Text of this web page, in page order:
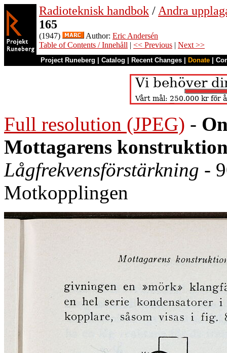
Radioteknisk handbok / Andra
165
(1947) Author: Eric Andersén
Table of Contents / Innehåll | << Previous | Next >>
Project Runeberg Catalog Recent Changes Donate
Full resolution (JPEG) -
Mottagarens
Lågfrekvensförstärkning -
Motkopplingen